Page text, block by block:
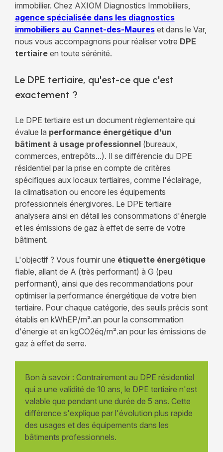
immobilier. Chez AXIOM Diagnostics Immobiliers,
agence spécialisée dans les diagnostics
immobiliers au Cannet-des-Maureset dans le Var,
nous vous accompagnons pour réaliser votre DPE
tertiaireen toute sérénité.
Le DPE tertiaire, qu'est-ce que c'est
exactement ?
Le DPE tertiaire est un document règlementaire qui
évalue la performance énergétique d'un
bâtiment à usage professionnel(bureaux,
commerces, entrepôts...). Il se différencie du DPE
résidentiel par la prise en compte de critères
spécifiques aux locaux tertiaires, comme l'éclairage,
la climatisation ou encore les équipements
professionnels énergivores. Le DPE tertiaire
analysera ainsi en détail les consommations d'énergie
et les émissions de gaz à effet de serre de votre
bâtiment.
L'objectif ? Vous fournir une étiquette énergétique
fiable, allant de A (très performant) à G (peu
performant), ainsi que des recommandations pour
optimiser la performance énergétique de votre bien
tertiaire. Pour chaque catégorie, des seuils précis sont
établis en kWhEP/m².an pour la consommation
d'énergie et en kgCO2éq/m².an pour les émissions de
gaz à effet de serre.
Bon à savoir : Contrairement au DPE résidentiel
qui a une validité de 10 ans, le DPE tertiaire n'est
valable que pendant une durée de 5 ans. Cette
différence s'explique par l'évolution plus rapide
des usages et des équipements dans les
bâtiments professionnels.